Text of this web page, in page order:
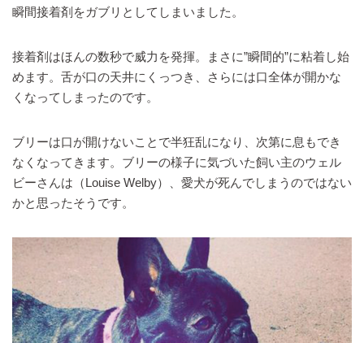
瞬間接着剤をガブリとしてしまいました。
接着剤はほんの数秒で威力を発揮。まさに”瞬間的”に粘着し始
めます。舌が口の天井にくっつき、さらには口全体が開かな
くなってしまったのです。
ブリーは口が開けないことで半狂乱になり、次第に息もでき
なくなってきます。ブリーの様子に気づいた飼い主のウェル
ビーさんは（Louise Welby）、愛犬が死んでしまうのではない
かと思ったそうです。